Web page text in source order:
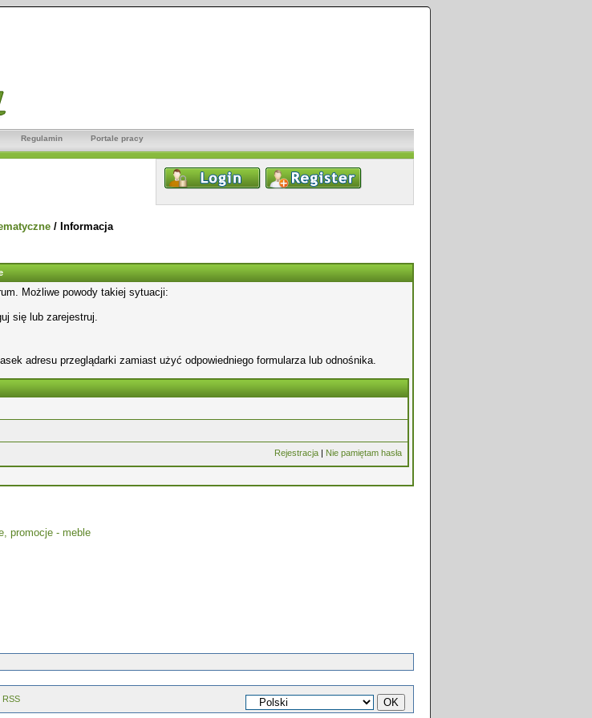
Regulamin Portale pracy
/ Informacja
Możliwe powody takiej sytuacji:
się lub zarejestruj.
adresu przeglądarki zamiast użyć odpowiedniego formularza lub odnośnika.
Rejestracja | Nie pamiętam hasła
RSS